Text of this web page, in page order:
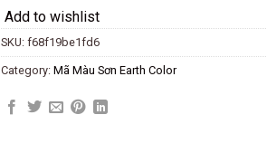
Add to wishlist
SKU: f68f19be1fd6
Category: Mã Màu Sơn Earth Color